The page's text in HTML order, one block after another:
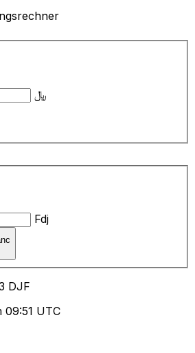
﷼
Fdj
DJF
09:51 UTC